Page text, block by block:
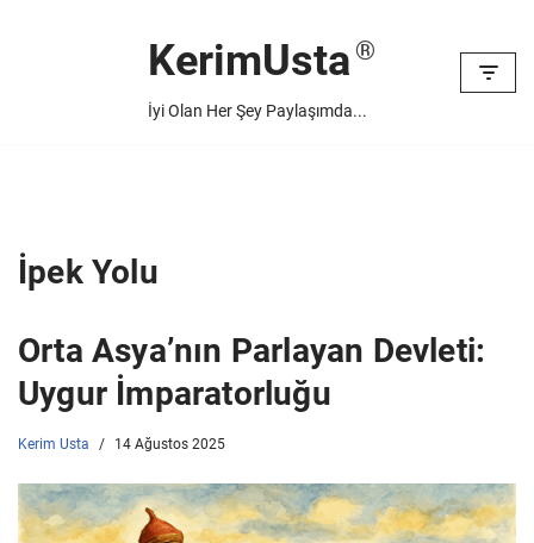
KerimUsta
İyi Olan Her Şey Paylaşımda...
İpek Yolu
Orta Asya’nın Parlayan Devleti:
Uygur İmparatorluğu
Kerim Usta 14 Ağustos 2025